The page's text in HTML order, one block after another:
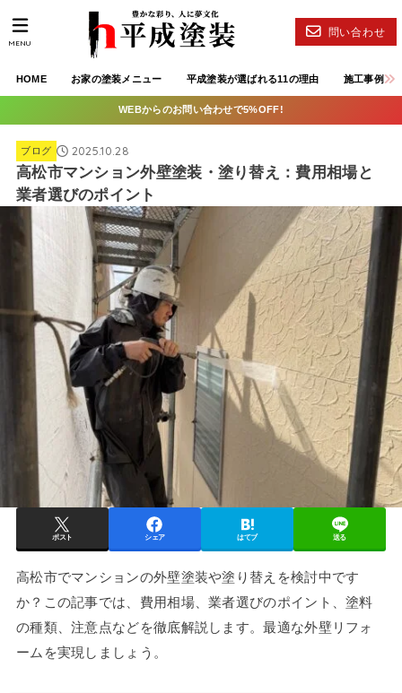
HOME お家の塗装メニュー 平成塗装が選ばれる11の理由 施工事例
問い合わせ
MENU
WEBからのお問い合わせで5%OFF!
ブログ 2025.10.28
高松市マンション外壁塗装・塗り替え：費用相場と
業者選びのポイント
ポスト シェア はてブ 送る
高松市でマンションの外壁塗装や塗り替えを検討中です
か？この記事では、費用相場、業者選びのポイント、塗料
の種類、注意点などを徹底解説します。最適な外壁リフォ
ームを実現しましょう。